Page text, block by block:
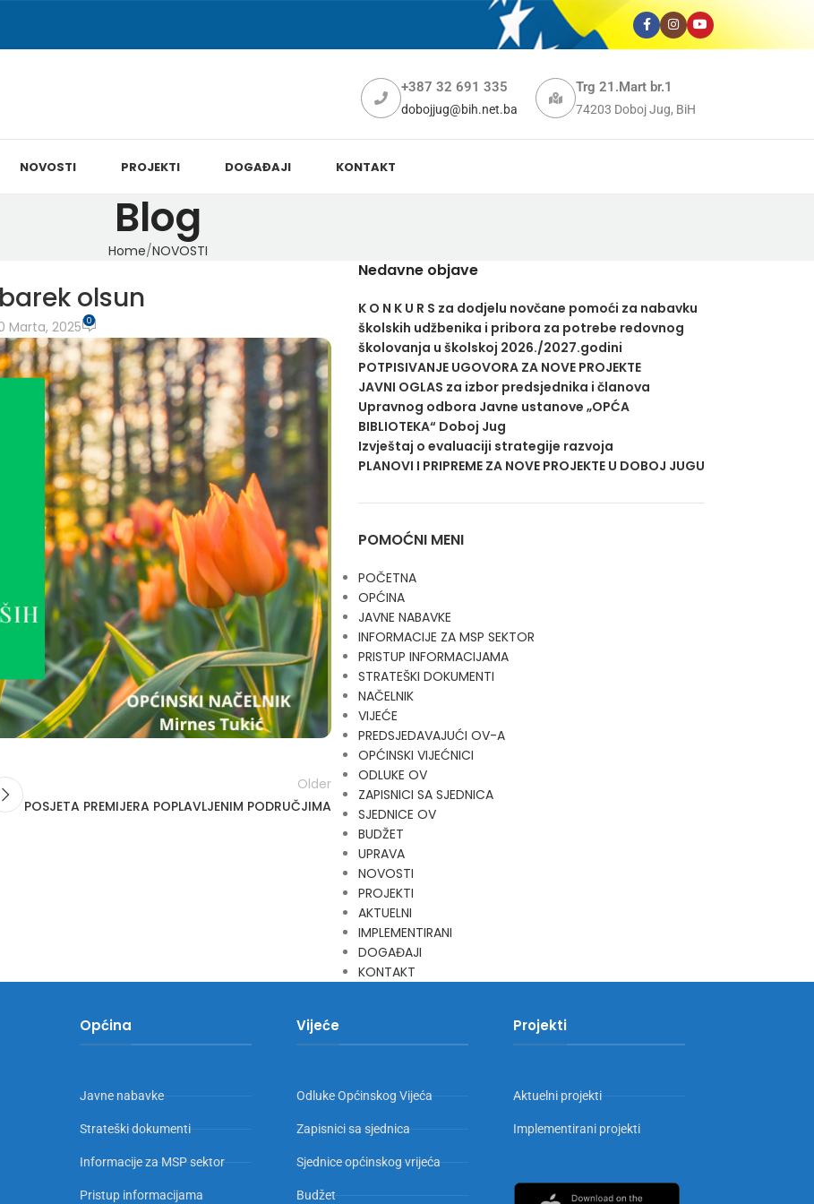
+387 32 691 335
dobojjug@bih.net.ba
Trg 21.Mart br.1
74203 Doboj Jug, BiH
NOVOSTI PROJEKTI DOGAĐAJI KONTAKT
Blog
Home NOVOSTI
olsun
Marta, 2025 0
Older
POSJETA PREMIJERA POPLAVLJENIM PODRUČJIMA
Nedavne objave
K O N K U R S za dodjelu novčane pomoći za nabavku
školskih udžbenika i pribora za potrebe redovnog
školovanja u školskoj 2026./2027.godini
POTPISIVANJE UGOVORA ZA NOVE PROJEKTE
JAVNI OGLAS za izbor predsjednika i članova
Upravnog odbora Javne ustanove „OPĆA
BIBLIOTEKA“ Doboj Jug
Izvještaj o evaluaciji strategije razvoja
PLANOVI I PRIPREME ZA NOVE PROJEKTE U DOBOJ JUGU
POMOĆNI MENI
POČETNA
OPĆINA
JAVNE NABAVKE
INFORMACIJE ZA MSP SEKTOR
PRISTUP INFORMACIJAMA
STRATEŠKI DOKUMENTI
NAČELNIK
VIJEĆE
PREDSJEDAVAJUĆI OV-A
OPĆINSKI VIJEĆNICI
ODLUKE OV
ZAPISNICI SA SJEDNICA
SJEDNICE OV
BUDŽET
UPRAVA
NOVOSTI
PROJEKTI
AKTUELNI
IMPLEMENTIRANI
DOGAĐAJI
KONTAKT
Općina
Javne nabavke
Strateški dokumenti
Informacije za MSP sektor
Pristup informacijama
Vijeće
Odluke Općinskog Vijeća
Zapisnici sa sjednica
Sjednice općinskog vrijeća
Budžet
Projekti
Aktuelni projekti
Implementirani projekti